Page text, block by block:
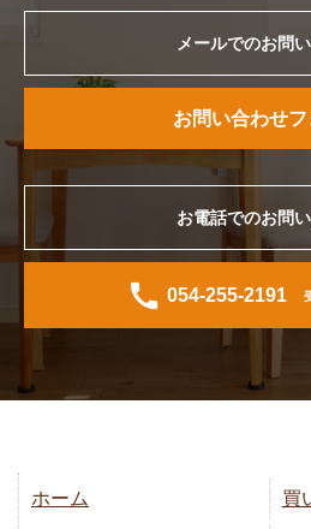
メールでのお問
お問い合わせ
お電話でのお問
054-255-2191
ホーム
買